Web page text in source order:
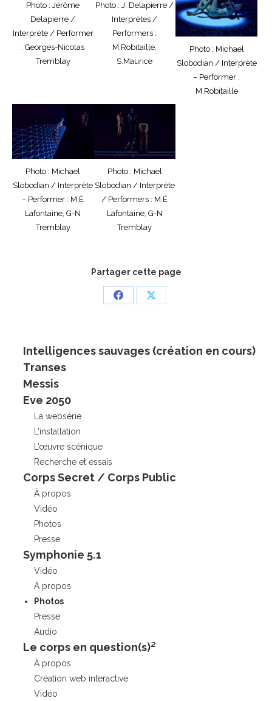
Photo : Jérôme
Delapierre /
Interprète / Performer
: Georges-Nicolas
Tremblay
Photo : J. Delapierre /
Interprètes /
Performers :
M.Robitaille,
S.Maurice
Photo : Michael
Slobodian / Interprète
– Performer :
M.Robitaille
Photo : Michael
Slobodian / Interprète
– Performer : M.È
Lafontaine, G-N
Tremblay
Photo : Michael
Slobodian / Interprète
/ Performers : M.È
Lafontaine, G-N
Tremblay
Partager cette page
PartagerPartager
Intelligences sauvages (création en cours)
Transes
Messis
Eve 2050
La websérie
L’installation
L’œuvre scénique
Recherche et essais
Corps Secret / Corps Public
À propos
Vidéo
Photos
Presse
Symphonie 5.1
Vidéo
À propos
Photos
Presse
Audio
Le corps en question(s)²
À propos
Création web interactive
Vidéo